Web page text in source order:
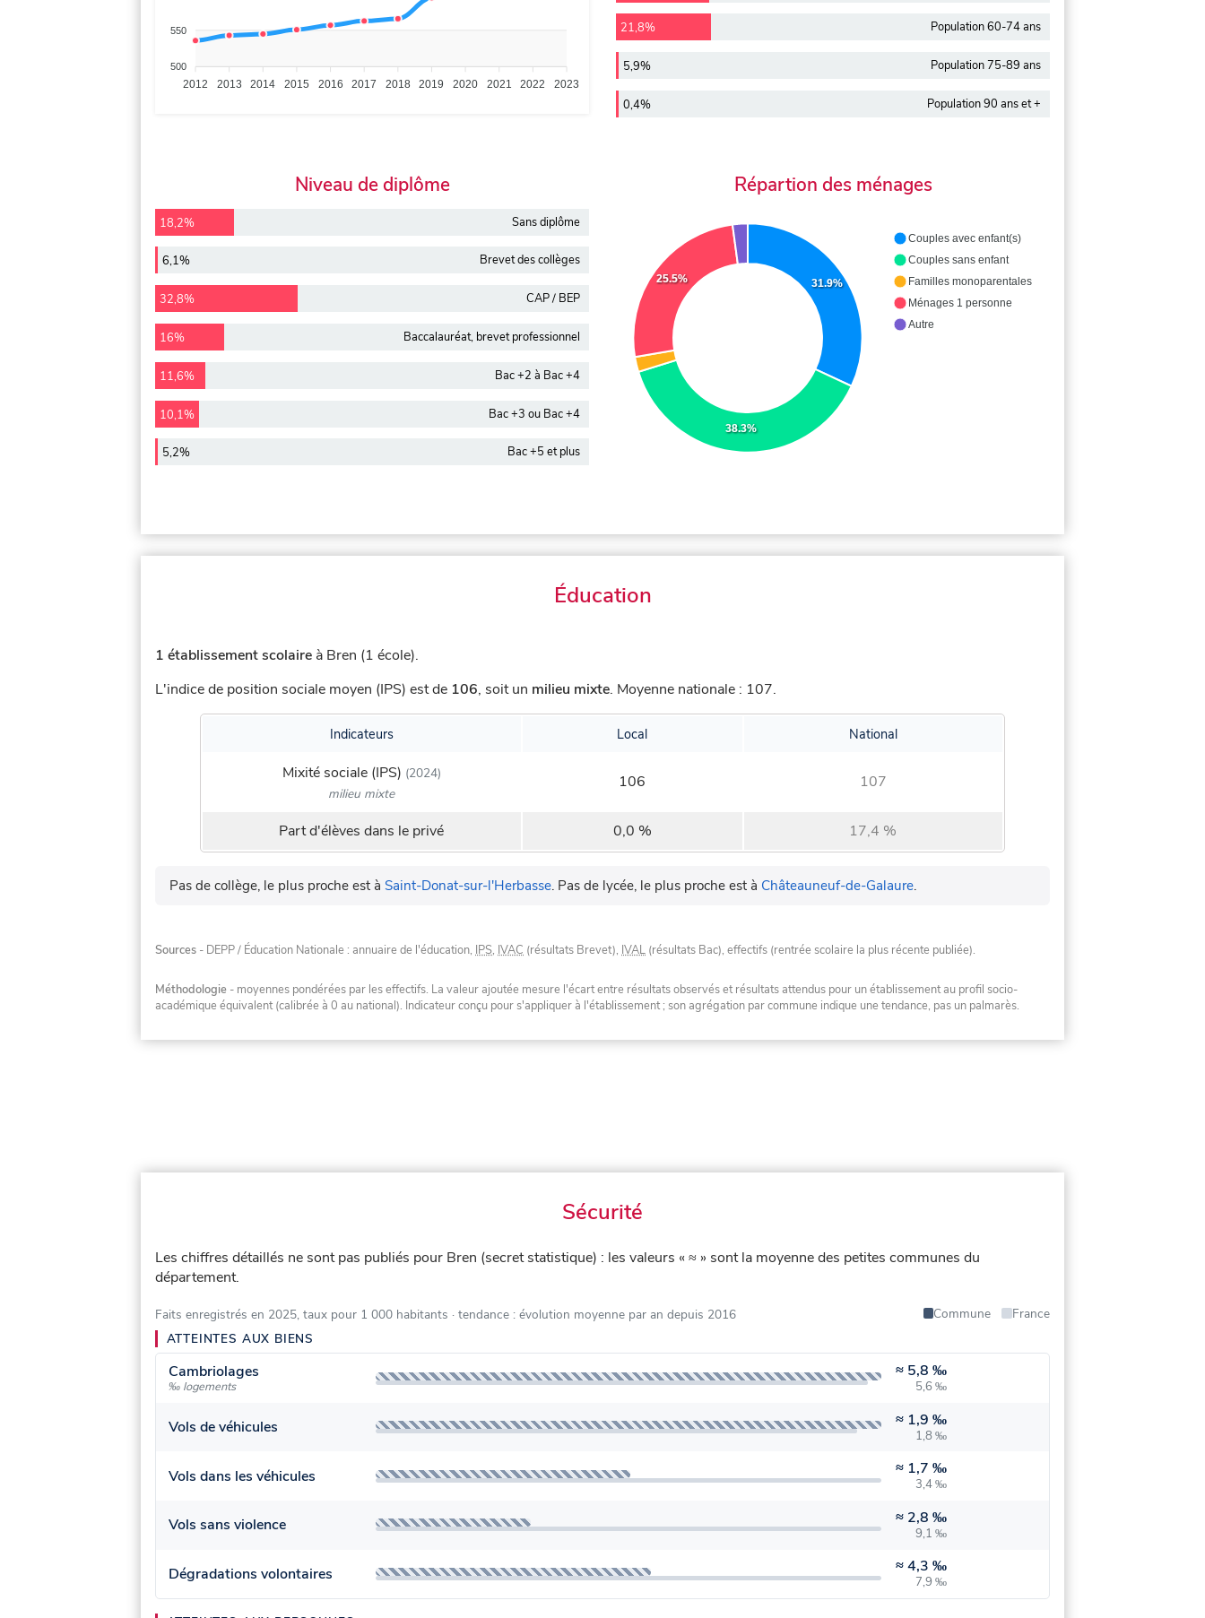
550
500
2012 2013 2014 2015 2016 2017 2018 2019 2020 2021 2022 2023
21,8% Population 60-74 ans
5,9% Population 75-89 ans
0,4% Population 90 ans et +
Niveau de diplôme
18,2% Sans diplôme
6,1% Brevet des collèges
32,8% CAP / BEP
16% Baccalauréat, brevet professionnel
11,6% Bac +2 à Bac +4
10,1% Bac +3 ou Bac +4
5,2% Bac +5 et plus
Répartion des ménages
31.9%
38.3%
25.5%
Couples avec enfant(s)
Couples sans enfant
Familles monoparentales
Ménages 1 personne
Autre
Éducation
1 établissement scolaire à Bren (1 école).
L'indice de position sociale moyen (IPS) est de 106, soit un milieu mixte. Moyenne nationale : 107.
Indicateurs Local National
Mixité sociale (IPS) (2024)
milieu mixte
106 107
Part d'élèves dans le privé 0,0 % 17,4 %
Pas de collège, le plus proche est à Saint-Donat-sur-l'Herbasse. Pas de lycée, le plus proche est à Châteauneuf-de-Galaure.
Sources - DEPP / Éducation Nationale : annuaire de l'éducation, IPS, IVAC (résultats Brevet), IVAL (résultats Bac), effectifs (rentrée scolaire la plus récente publiée).
Méthodologie - moyennes pondérées par les effectifs. La valeur ajoutée mesure l'écart entre résultats observés et résultats attendus pour un établissement au profil socio-
académique équivalent (calibrée à 0 au national). Indicateur conçu pour s'appliquer à l'établissement ; son agrégation par commune indique une tendance, pas un palmarès.
Sécurité
Les chiffres détaillés ne sont pas publiés pour Bren (secret statistique) : les valeurs « ≈ » sont la moyenne des petites communes du
département.
Faits enregistrés en 2025, taux pour 1 000 habitants · tendance : évolution moyenne par an depuis 2016 Commune
France
ATTEINTES AUX BIENS
Cambriolages
‰ logements
≈ 5,8 ‰
5,6 ‰
Vols de véhicules ≈ 1,9 ‰
1,8 ‰
Vols dans les véhicules ≈ 1,7 ‰
3,4 ‰
Vols sans violence ≈ 2,8 ‰
9,1 ‰
Dégradations volontaires ≈4,3 ‰
7,9 ‰